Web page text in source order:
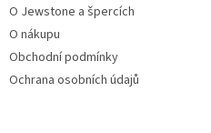
O Jewstone a špercích
O nákupu
Obchodní podmínky
Ochrana osobních údajů